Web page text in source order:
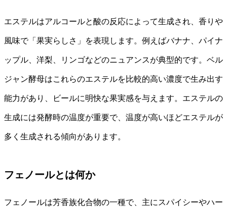
エステルはアルコールと酸の反応によって生成され、香りや
風味で「果実らしさ」を表現します。例えばバナナ、パイナ
ップル、洋梨、リンゴなどのニュアンスが典型的です。ベル
ジャン酵母はこれらのエステルを比較的高い濃度で生み出す
能力があり、ビールに明快な果実感を与えます。エステルの
生成には発酵時の温度が重要で、温度が高いほどエステルが
多く生成される傾向があります。
フェノールとは何か
フェノールは芳香族化合物の一種で、主にスパイシーやハー